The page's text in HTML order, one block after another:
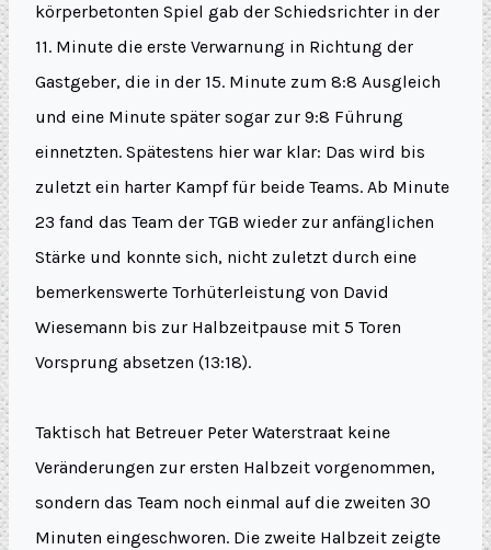
körperbetonten Spiel gab der Schiedsrichter in der
11. Minute die erste Verwarnung in Richtung der
Gastgeber, die in der 15. Minute zum 8:8 Ausgleich
und eine Minute später sogar zur 9:8 Führung
einnetzten. Spätestens hier war klar: Das wird bis
zuletzt ein harter Kampf für beide Teams. Ab Minute
23 fand das Team der TGB wieder zur anfänglichen
Stärke und konnte sich, nicht zuletzt durch eine
bemerkenswerte Torhüterleistung von David
Wiesemann bis zur Halbzeitpause mit 5 Toren
Vorsprung absetzen (13:18).
Taktisch hat Betreuer Peter Waterstraat keine
Veränderungen zur ersten Halbzeit vorgenommen,
sondern das Team noch einmal auf die zweiten 30
Minuten eingeschworen. Die zweite Halbzeit zeigte